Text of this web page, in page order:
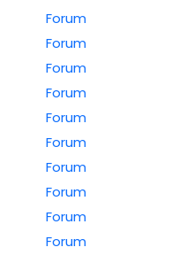
Forum
Forum
Forum
Forum
Forum
Forum
Forum
Forum
Forum
Forum